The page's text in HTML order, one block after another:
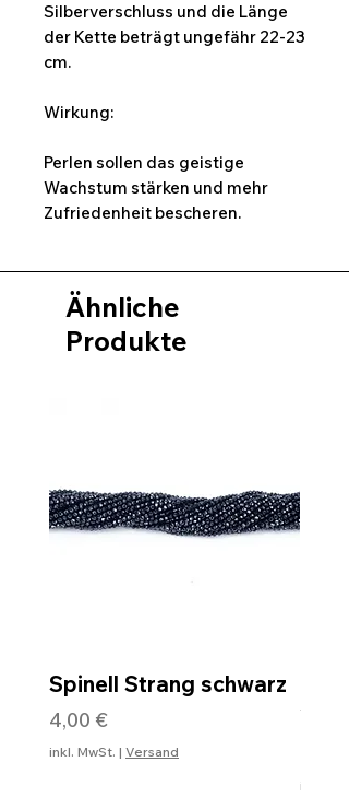
Silberverschluss und die Länge
der Kette beträgt ungefähr 22-23
cm.
Wirkung:
Perlen sollen das geistige
Wachstum stärken und mehr
Zufriedenheit bescheren.
Ähnliche
Produkte
Spinell Strang schwarz
Preis
4,00 €
inkl. MwSt. | Versand
inkl.